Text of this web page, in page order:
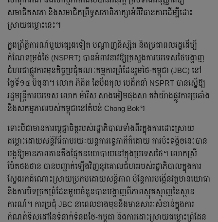
សមាជិកសភា និងសមាជិកព្រឹទ្ធសភាពិភាក្សាអំពីវិធានការដើម្បីដោះ
ស្រាយជម្លោះនេះ។
ក្នុងព្រឹត្តិការណ៍មួយផ្សេងទៀត បណ្តាញនិស្សិត និងប្រជាពលរដ្ឋដើម្បី
កំណែទម្រង់ថៃ (NSPRT) បានអំពាវនាវឱ្យក្រសួងការបរទេសថៃបង្ហាញ
ជំហរជាផ្លូវការមុនកិច្ចប្រជុំគណៈកម្មការព្រំដែនរួមថៃ-កម្ពុជា (JBC) នៅ
ថ្ងៃទី១៤ មិថុនា។ លោក ភិជិត ឆៃមឹងកុល មេដឹកនាំ NSPRT បានស្នើឱ្យ
រដ្ឋមន្ត្រីការបរទេស លោក ម៉ារីស សាងអៀមផុងសា តវ៉ាយ៉ាងផ្លូវការប្រឆាំង
នឹងសកម្មភាពរបស់កម្ពុជានៅតំបន់ Chong Bok។
ទោះបីជាមានការប្តេជ្ញាចិត្តរបស់រដ្ឋាភិបាលទាំងពីរក្នុងការដោះស្រាយ
ជម្លោះដោយសន្តិវិធីតាមរយៈយន្តការទ្វេភាគីក៏ដោយ ការប៉ះទង្គិចនេះបាន
បង្កឱ្យមានភាពតានតឹងផ្នែកនយោបាយនៅក្នុងប្រទេសថៃ។ លោកស្រី
ប៉ែតថងថាន បានបញ្ជាក់ឡើងវិញនូវគោលជំហររបស់រដ្ឋាភិបាលក្នុងការ
ស្វែងរកដំណោះស្រាយប្រកបដោយសន្តិភាព ប៉ុន្តែការបង្កើនវត្តមានយោធា
និងការបិទច្រកព្រំដែនមួយចំនួនបានបង្ហាញពីភាពស្មុគស្មាញនៃស្ថាន
ការណ៍។ ការប្រជុំ JBC នាពេលខាងមុខនឹងមានសារៈសំខាន់ក្នុងការ
កំណត់ទិសដៅនៃទំនាក់ទំនងថៃ-កម្ពុជា និងការដោះស្រាយជម្លោះព្រំដែន